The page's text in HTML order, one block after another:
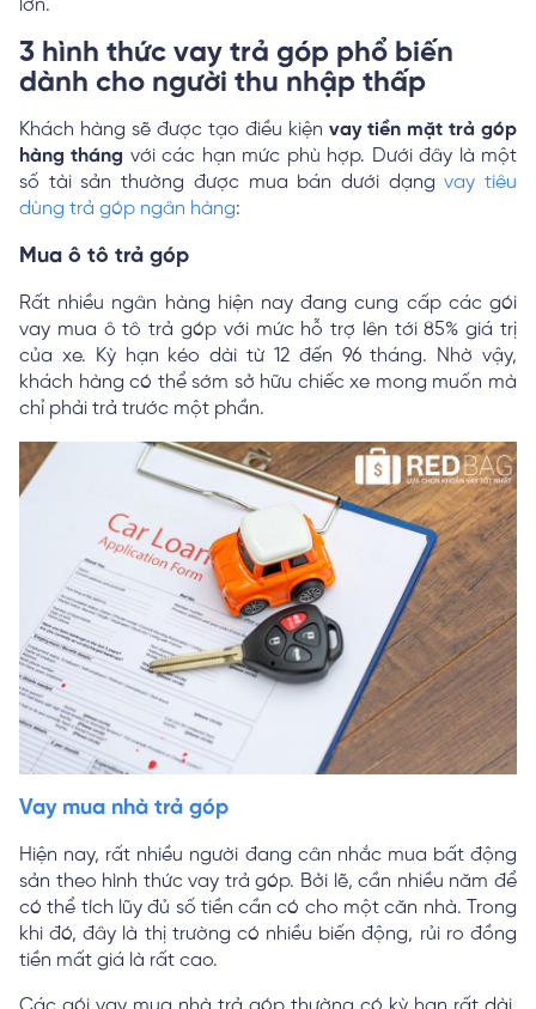
lớn.
3 hình thức vay trả góp phổ biến
dành cho người thu nhập thấp
Khách hàng sẽ được tạo điều kiện vay tiền mặt trả góp
hàng tháng với các hạn mức phù hợp. Dưới đây là một
số tài sản thường được mua bán dưới dạngvay tiêu
dùng trả góp ngân hàng:
Mua ô tô trả góp
Rất nhiều ngân hàng hiện nay đang cung cấp các gói
vay mua ô tô trả góp với mức hỗ trợ lên tới 85% giá trị
của xe. Kỳ hạn kéo dài từ 12 đến 96 tháng. Nhờ vậy,
khách hàng có thể sớm sở hữu chiếc xe mong muốn mà
chỉ phải trả trước một phần.
Vay mua nhà trả góp
Hiện nay, rất nhiều người đang cân nhắc mua bất động
sản theo hình thức vay trả góp. Bởi lẽ, cần nhiều năm để
có thể tích lũy đủ số tiền cần có cho một căn nhà. Trong
khi đó, đây là thị trường có nhiều biến động, rủi ro đồng
tiền mất giá là rất cao.